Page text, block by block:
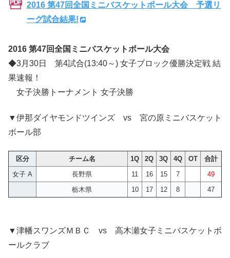
2016 第47回全国ミニバスケットボール大会 予選リ
ーグ試合結果!
2016 第47回全国ミニバスケットボール大会
◆3月30日 第4試合(13:40～) 女子ブロック優勝決定戦 結
果速報！
女子決勝トーナメント 女子決勝
▼伊那ダイヤモンドツインズ vs 宮の原ミニバスケット
ボール部
区分 チーム名 1Q 2Q 3Q 4Q OT
合計
女子 A
長野県 11 16 15 7
49
栃木県
10 17 12 8 47
▼津幡スワンズＭＢＣ vs 高木瀬女子ミニバスケットボ
ールクラブ